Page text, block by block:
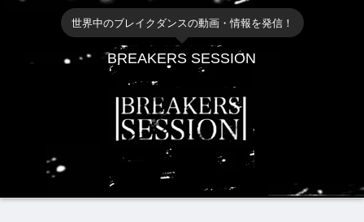
世界中のブレイクダンスの動画・情報を発信！
BREAKERS SESSION